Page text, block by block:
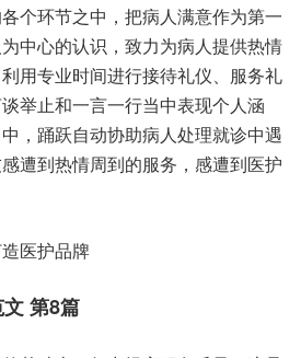
个环节之中，把病人满意作为第一
中心的认识，致力为病人提供热情
用专业时间进行接待礼仪、服务礼
举止和一言一行当中表现个人涵
，踊跃自动协助病人处理就诊中遇
遭到热情周到的服务，感遭到医护
医护品牌
第8篇